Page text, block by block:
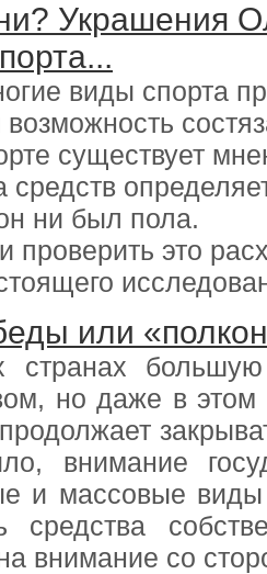
Украшения
виды спорта
существует
средств
ни был пола.
это
или
странах
но даже в
внимание
и массовые
средства
внимание со